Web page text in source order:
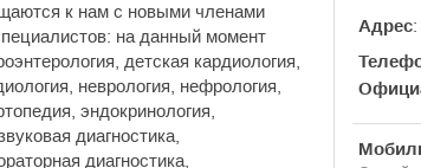
Адрес
к нам с новыми членами
на данный момент
детская кардиология,
неврология, нефрология,
эндокринология,
диагностика,
диагностика,